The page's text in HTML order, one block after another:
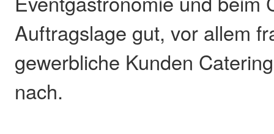
Auftragslage gut, vor allem
gewerbliche Kunden
nach.